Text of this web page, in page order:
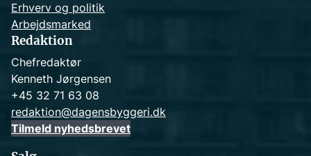
Erhverv og politik
Arbejdsmarked
Redaktion
Chefredaktør
Kenneth Jørgensen
+45 32 71 63 08
redaktion@dagensbyggeri.dk
Tilmeld nyhedsbrevet